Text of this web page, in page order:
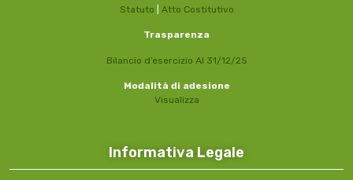
Statuto
Atto Costitutivo
Trasparenza
Bilancio d’esercizio Al 31/12/25
Modalità di adesione
Visualizza
Informativa Legale